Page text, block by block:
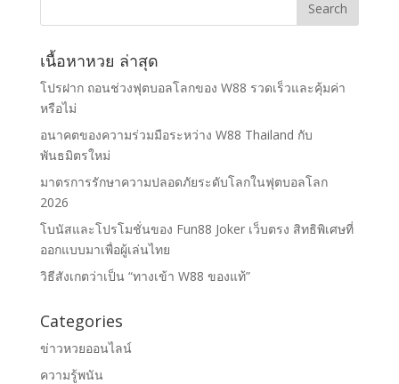
เนื้อหาหวย ล่าสุด
โปรฝาก ถอนช่วงฟุตบอลโลกของ W88 รวดเร็วและคุ้มค่า
หรือไม่
อนาคตของความร่วมมือระหว่าง W88 Thailand กับ
พันธมิตรใหม่
มาตรการรักษาความปลอดภัยระดับโลกในฟุตบอลโลก
2026
โบนัสและโปรโมชั่นของ Fun88 Joker เว็บตรง สิทธิพิเศษที่
ออกแบบมาเพื่อผู้เล่นไทย
วิธีสังเกตว่าเป็น “ทางเข้า W88 ของแท้”
Categories
ข่าวหวยออนไลน์
ความรู้พนัน